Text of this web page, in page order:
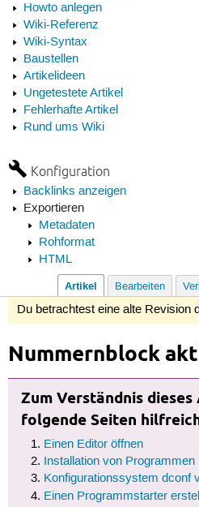
Howto anlegen
Wiki-Referenz
Wiki-Syntax
Baustellen
Artikelideen
Ungetestete Artikel
Fehlerhafte Artikel
Rund ums Wiki
Konfiguration
Backlinks anzeigen
Exportieren
Metadaten
Rohformat
HTML
Artikel Bearbeiten
Du betrachtest eine alte Revision
Nummernblock
Zum Verständnis
folgende Seiten
Einen Editor öffnen
Installation von Programmen
Konfigurationssystem dconf
Einen Programmstarter